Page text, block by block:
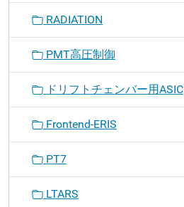
RADIATION
PMT高圧制御
ドリフトチェンバー用ASIC
Frontend-ERIS
PT7
LTARS